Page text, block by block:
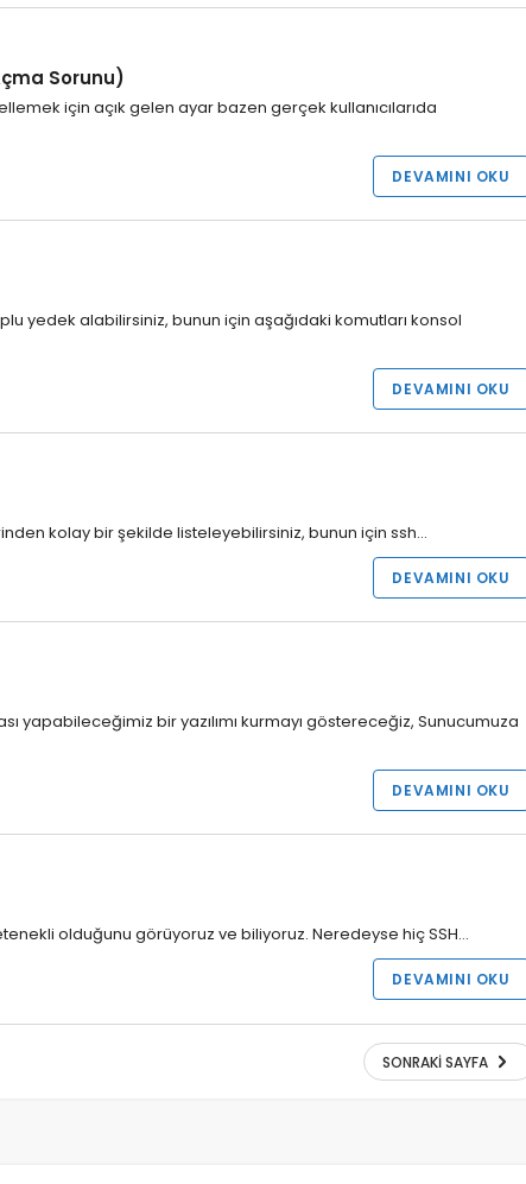
Sorunu)
için açık gelen ayar bazen gerçek kullanıcılarıda
DEVAMINI OKU
yedek alabilirsiniz, bunun için aşağıdaki komutları konsol
DEVAMINI OKU
kolay bir şekilde listeleyebilirsiniz, bunun için ssh…
DEVAMINI OKU
yapabileceğimiz bir yazılımı kurmayı göstereceğiz, Sunucumuza
DEVAMINI OKU
olduğunu görüyoruz ve biliyoruz. Neredeyse hiç SSH…
DEVAMINI OKU
SONRAKI SAYFA